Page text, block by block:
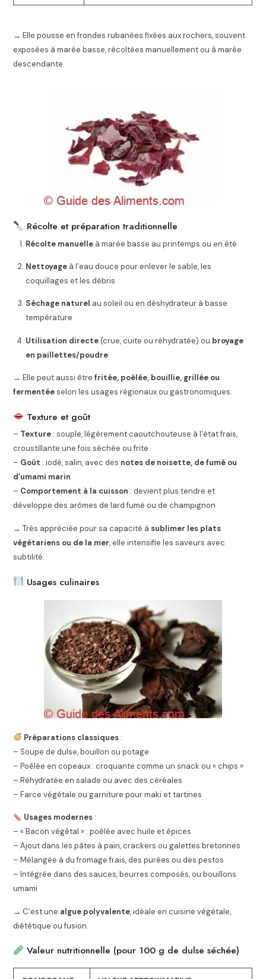
→ Elle pousse en frondes rubanées fixées aux rochers, souvent
exposées à marée basse, récoltées manuellement ou à marée
descendante.
Récolte et préparation traditionnelle
Récolte manuelle à marée basse au printemps ou en été
Nettoyage à l’eau douce pour enlever le sable, les
coquillages et les débris
Séchage naturel au soleil ou en déshydrateur à basse
température
Utilisation directe(crue, cuite ou réhydratée) ou broyage
en paillettes/poudre
→ Elle peut aussi êtrefritée, poêlée, bouillie, grillée ou
fermentéeselon les usages régionaux ou gastronomiques.
Texture et goût
– Texture : souple, légèrement caoutchouteuse à l’état frais,
croustillante une fois séchée ou frite
– Goût : iodé, salin, avec des notes de noisette, de fumé ou
d’umami marin
– Comportement à la cuisson : devient plus tendre et
développe des arômes de lard fumé ou de champignon
→ Très appréciée pour sa capacité à sublimer les plats
végétariens ou de la mer, elle intensifie les saveurs avec
subtilité.
Usages culinaires
Préparations classiques :
– Soupe de dulse, bouillon ou potage
– Poêlée en copeaux : croquante comme un snack ou « chips »
– Réhydratée en salade ou avec des céréales
– Farce végétale ou garniture pour maki et tartines
Usages modernes :
– « Bacon végétal » : poêlée avec huile et épices
– Ajout dans les pâtes à pain, crackers ou galettes bretonnes
– Mélangée à du fromage frais, des purées ou des pestos
– Intégrée dans des sauces, beurres composés, ou bouillons
umami
→ C’est une algue polyvalente, idéale en cuisine végétale,
diététique ou fusion.
Valeur nutritionnelle (pour 100 g de dulse séchée)